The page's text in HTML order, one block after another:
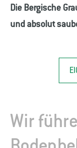
Die Bergische
und absolut
Wir